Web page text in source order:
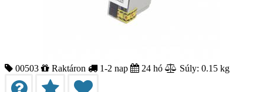
00503 Raktáron 1-2 nap 24 hó Súly: 0.15 kg